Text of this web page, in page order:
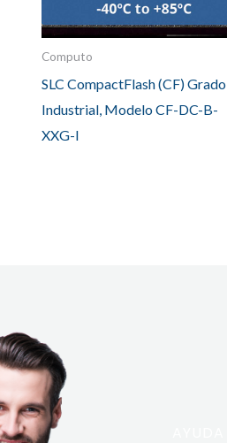
Computo
SLC CompactFlash (CF) Grado
Industrial, Modelo CF-DC-B-
XXG-I